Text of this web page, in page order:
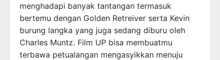
menghadapi banyak tantangan termasuk
bertemu dengan Golden Retreiver serta Kevin
burung langka yang juga sedang diburu oleh
Charles Muntz. Film UP bisa membuatmu
terbawa petualangan mengasyikkan menuju